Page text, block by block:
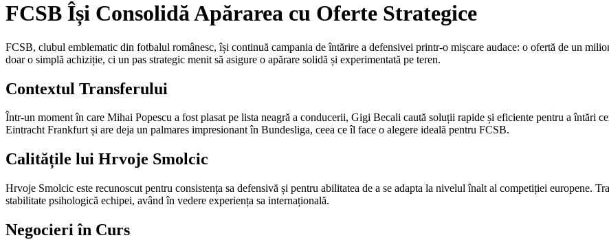
FCSB Își Consolidă Apărarea cu Oferte Strategice
FCSB, clubul emblematic din fotbalul românesc, își continuă campania de întărire a defensivei printr-o mișcare audace: o ofertă de un
doar o simplă achiziție, ci un pas strategic menit să asigure o apărare solidă și experimentată pe teren.
Contextul Transferului
Într-un moment în care Mihai Popescu a fost plasat pe lista neagră a conducerii, Gigi Becali caută soluții rapide și eficiente pentru a întări
Eintracht Frankfurt și are deja un palmares impresionant în Bundesliga, ceea ce îl face o alegere ideală pentru FCSB.
Calitățile lui Hrvoje Smolcic
Hrvoje Smolcic este recunoscut pentru consistența sa defensivă și pentru abilitatea de a se adapta la nivelul înalt al competiției europene.
stabilitate psihologică echipei, având în vedere experiența sa internațională.
Negocieri în Curs